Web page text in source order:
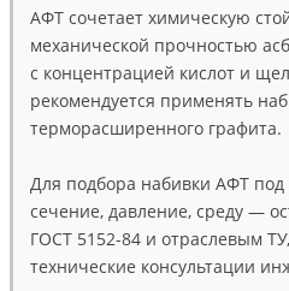
АФТ сочетает химическую
механической прочностью
с концентрацией кислот и
рекомендуется применять
терморасширенного графита.
Для подбора набивки АФТ
сечение, давление, среду —
ГОСТ 5152-84 и отраслевым
технические консультации